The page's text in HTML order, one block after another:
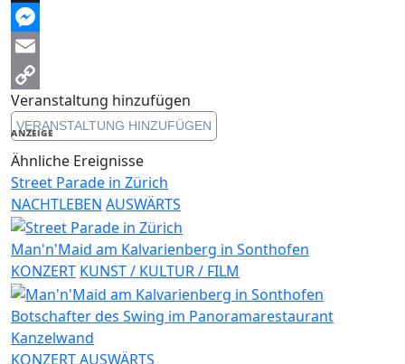
Threads
Messenger
Email
Copy
Link
Veranstaltung hinzufügen
VERANSTALTUNG HINZUFÜGEN
ANZEIGE
Ähnliche Ereignisse
Street Parade in Zürich
NACHTLEBEN AUSWÄRTS
Man'n'Maid am Kalvarienberg in Sonthofen
KONZERT KUNST / KULTUR / FILM
Botschafter des Swing im Panoramarestaurant
Kanzelwand
KONZERTAUSWÄRTS